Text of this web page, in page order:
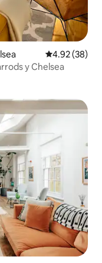
Calificación
4.92 (38)
y Chelsea